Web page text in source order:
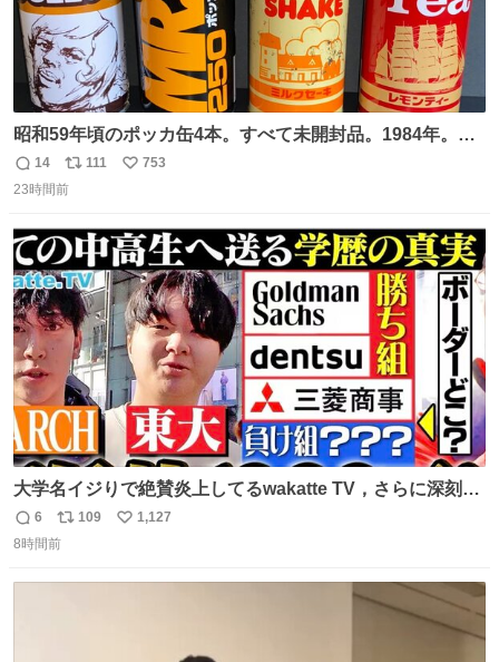
昭和59年頃のポッカ缶4本。すべて未開封品。1984年。P
マーク。昭和レトロ！
返
信
14
リ
ポ
ト
数
111
い
数
753
23時間前
大学名イジりで絶賛炎上してるwakatte TV，さらに深刻な
問題はこっちでは？ ・都内の特定企業に入るのを極度に推
奨し，それ以外の地域で堅実に生きるのを周縁化する ・恋
化する ・院生が研究環境を求め他大学に移るのを批判する
返
信
6
リ
ポ
109
い
1,127
8時間前